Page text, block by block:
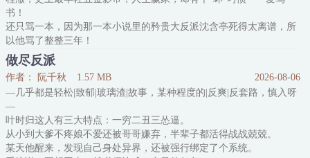
不相见。”
本以为当初那被他勾搭的男生会识
书！
还只骂一本，因为那一本小说里的矜贵大反派沈含亭死得太离谱，所
以他骂了整整三年！
报应来了。
一睁眼，他成了荒野求生综艺里查无此人的十八线糊咖，饿得眼冒金
星，镜头都没蹭上。
更绝的是，他心心念念的大反派，竟以金主爸爸的身份空降现场！真
人帅得惨绝人寰！
程澈内心：“握草！帅死我了啊啊啊！
表面：“沈先生……我好疼……（虚弱绿茶脸）”
为
做尽反派
作者： 阮千秋 1.57 MB
2026-08-06
—几乎都是轻松|致郁|玻璃渣|故事，某种程度的|反爽|反套路，慎入呀
—
叶时归这人有三大特点：一穷二丑三怂逼。
从小到大爹不疼娘不爱还被哥哥嫌弃，半辈子都活得战战兢兢。
某天他醒来，发现自己身处异界，还被强行绑定了个系统。